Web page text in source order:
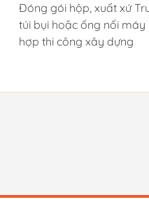
Đóng gói hộp, xuất xứ
túi bụi hoặc ống nối máy
hợp thi công xây dựng